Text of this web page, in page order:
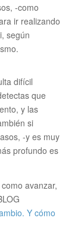
-como
ir realizando
según
difícil
que
y las
si
-y es muy
profundo es
avanzar,
Y cómo